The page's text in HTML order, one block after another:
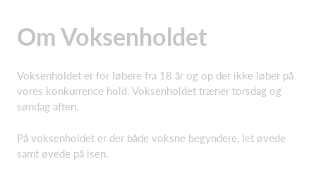
Om Voksenholdet
Voksenholdet er for løbere fra 18 år og op der ikke løber på
vores konkurrence hold. Voksenholdet træner torsdag og
søndag aften.
På voksenholdet er der både voksne begyndere, let øvede
samt øvede på isen.